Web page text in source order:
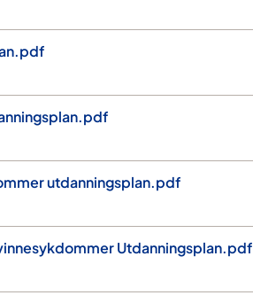
utdanningsplan.pdf
Utdanningsplan.pdf